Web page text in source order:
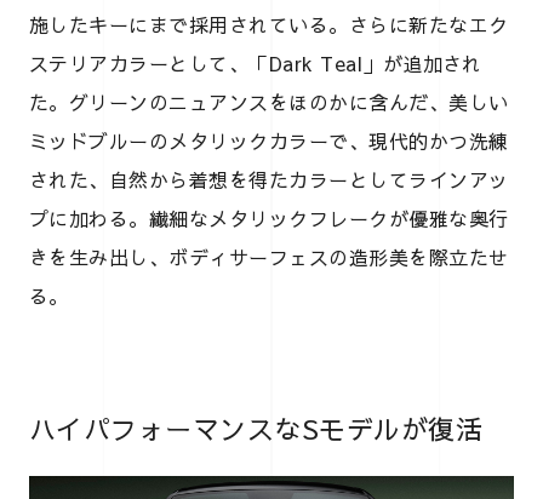
施したキーにまで採用されている。さらに新たなエク
ステリアカラーとして、「Dark Teal」が追加され
た。グリーンのニュアンスをほのかに含んだ、美しい
ミッドブルーのメタリックカラーで、現代的かつ洗練
された、自然から着想を得たカラーとしてラインアッ
プに加わる。繊細なメタリックフレークが優雅な奥行
きを生み出し、ボディサーフェスの造形美を際立たせ
る。
ハイパフォーマンスなSモデルが復活